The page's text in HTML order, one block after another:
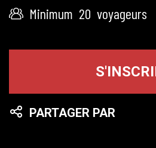
Minimum 20 voyageurs
PARTAGER PAR